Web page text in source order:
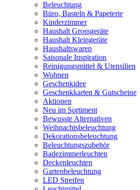
Beleuchtung
Büro, Basteln & Papeterie
Kinderzimmer
Haushalt Grossgeräte
Haushalt Kleingeräte
Haushaltswaren
Saisonale Inspiration
Reinigungsmittel & Utensilien
Wohnen
Geschenkidee
Geschenkkarten & Gutscheine
Aktionen
Neu im Sortiment
Bewusste Alternativen
Weihnachtsbeleuchtung
Dekorationsbeleuchtung
Beleuchtungszubehör
Badezimmerleuchten
Deckenleuchten
Gartenbeleuchtung
LED Streifen